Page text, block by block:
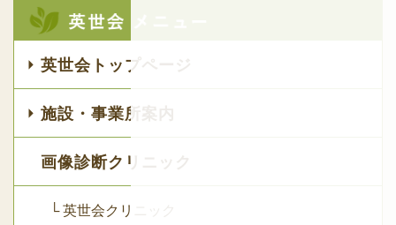
英世会トップページ
施設・事業所案内
画像診断クリニック
└ 英世会クリニック